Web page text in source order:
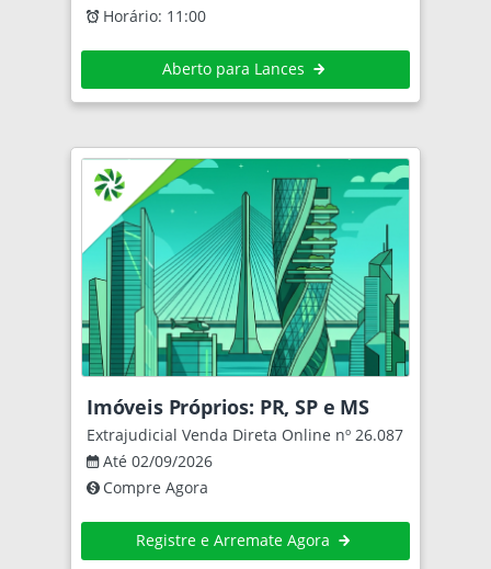
Horário: 11:00
Aberto para Lances
Imóveis Próprios: PR, SP e MS
Extrajudicial Venda Direta Online nº 26.087
Até 02/09/2026
Compre Agora
Registre e Arremate Agora